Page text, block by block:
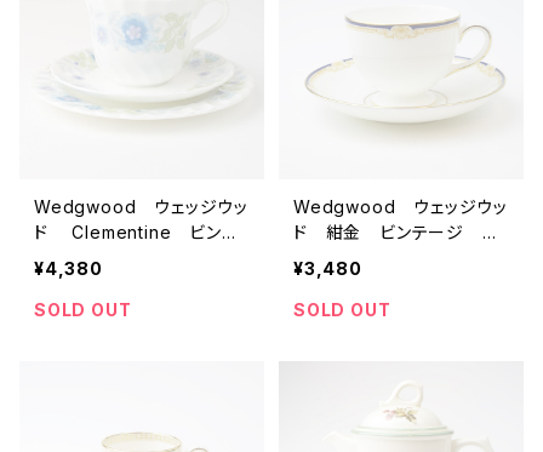
Wedgwood ウェッジウッ
ド Clementine ビンテ
ージ トリオ カップ＆ソー
サー 【イギリス】 アンテ
ィーク コーヒーカップ
¥4,380
SOLD OUT
Wedgwood ウェッジウッ
ド 紺金 ビンテージ カ
ップ＆ソーサー 【イギリス】
アンティーク コーヒー
カップ ティーカップ
¥3,480
SOLD OUT